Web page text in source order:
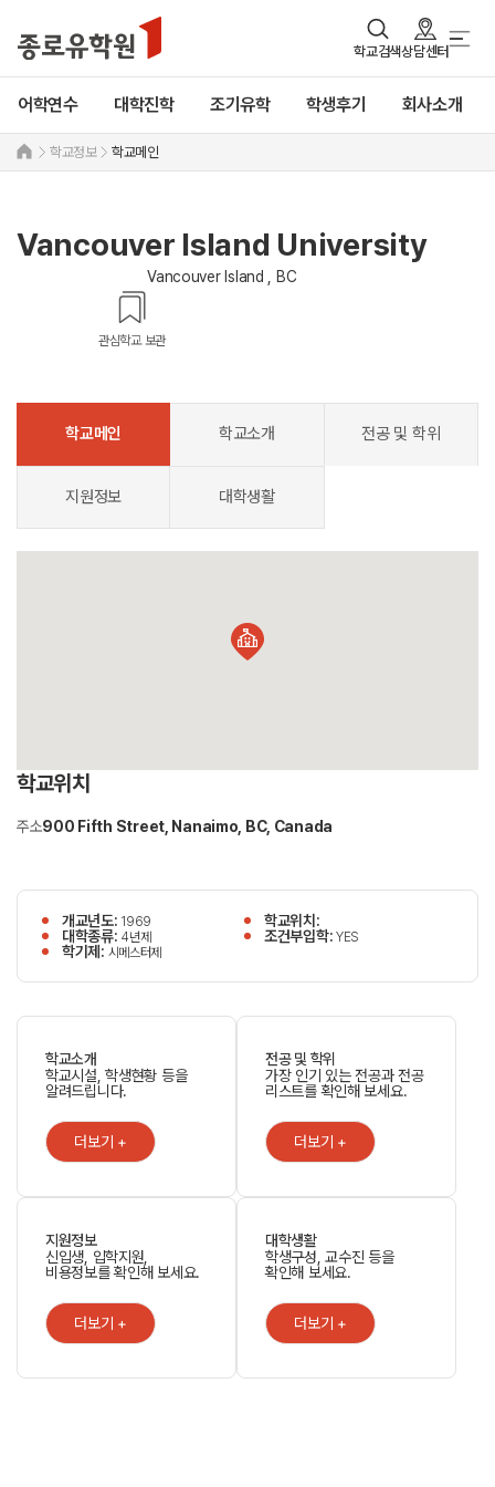
학교검색상담센터
어학연수 대학진학 조기유학 학생후기 회사소개
학교정보 학교메인
Vancouver Island University
Vancouver Island , BC
관심학교 보관
학교메인 학교소개 전공 및 학위
지원정보 대학생활
학교위치
주소900 Fifth Street, Nanaimo, BC, Canada
개교년도: 1969
학교위치:
대학종류: 4년제 조건부입학:YES
학기제: 시메스터제
학교소개
학교시설, 학생현황 등을
알려드립니다.
더보기 +
전공 및 학위
가장 인기 있는 전공과 전공
리스트를 확인해 보세요.
더보기 +
지원정보
신입생, 입학지원,
비용정보를 확인해 보세요.
더보기 +
대학생활
학생구성, 교수진 등을
확인해 보세요.
더보기 +